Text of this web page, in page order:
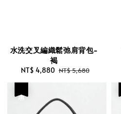
水洗交叉編織鬆弛肩背包-
褐
Sale
price
NT$ 4,880 Regular
NT$ 5,680